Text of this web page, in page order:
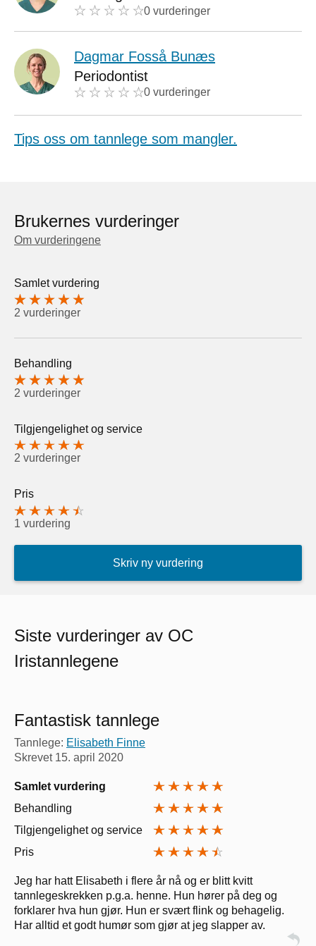
0 vurderinger
Dagmar Fosså Bunæs
Periodontist
0 vurderinger
Tips oss om tannlege som mangler.
Brukernes vurderinger
Om vurderingene
Samlet vurdering
2 vurderinger
Behandling
2 vurderinger
Tilgjengelighet og service
2 vurderinger
Pris
1 vurdering
Skriv ny vurdering
Siste vurderinger av OC
Iristannlegene
Fantastisk tannlege
Tannlege: Elisabeth Finne
Skrevet 15. april 2020
Samlet vurdering
Behandling
Tilgjengelighet og service
Pris
Jeg har hatt Elisabeth i flere år nå og er blitt kvitt
tannlegeskrekken p.g.a. henne. Hun hører på deg og
forklarer hva hun gjør. Hun er svært flink og behagelig.
Har alltid et godt humør som gjør at jeg slapper av.